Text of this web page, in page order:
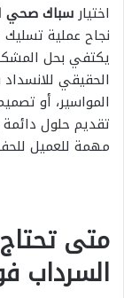
اختيارسباك صحي
نجاح عملية
يكتفي بحل
الحقيقي
المواسير، أو
تقديم حلول
مهمة للعميل
متى
السرداب